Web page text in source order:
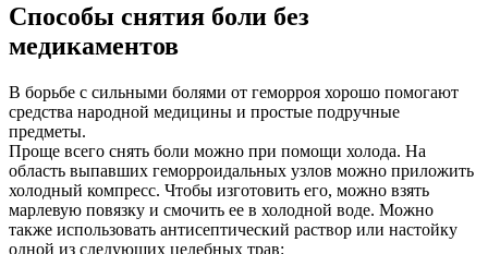
Способы снятия боли без
медикаментов
В борьбе с сильными болями от геморроя хорошо помогают
средства народной медицины и простые подручные
предметы.
Проще всего снять боли можно при помощи холода. На
область выпавших геморроидальных узлов можно приложить
холодный компресс. Чтобы изготовить его, можно взять
марлевую повязку и смочить ее в холодной воде. Можно
также использовать антисептический раствор или настойку
одной из следующих целебных трав: